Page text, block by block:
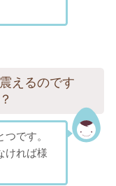
えるのです
です。
ければ様